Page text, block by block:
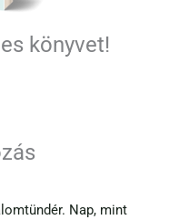
könyvet!
Nap, mint